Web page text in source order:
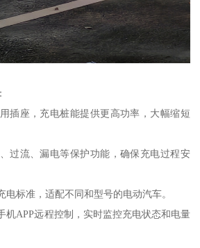
插座，充电桩能提供更高功率，大幅缩短
过流、漏电等保护功能，确保充电过程安
电标准，适配不同和型号的电动汽车。
机APP远程控制，实时监控充电状态和电量